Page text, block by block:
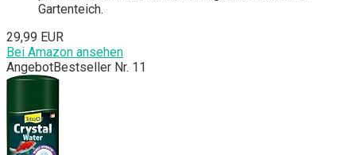
Gartenteich.
29,99 EUR
Bei Amazon ansehen
AngebotBestseller Nr. 11